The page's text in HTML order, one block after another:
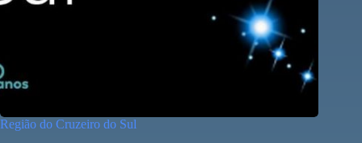
Região do Cruzeiro do Sul